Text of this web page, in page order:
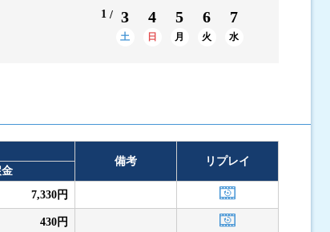
1 3
土
4
日
5
月
6
火
7
水
備考
リプレイ
7,330円
430円